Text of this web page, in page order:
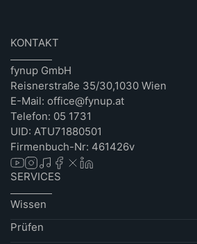
KONTAKT
fynup GmbH
Reisnerstraße 35/30,1030 Wien
E-Mail: office@fynup.at
Telefon: 05 1731
UID: ATU71880501
Firmenbuch-Nr: 461426v
SERVICES
Wissen
Prüfen